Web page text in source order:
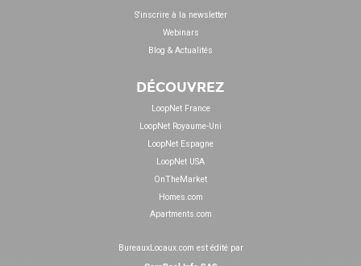
S'inscrire à la newsletter
Webinars
Blog & Actualités
DÉCOUVREZ
LoopNet France
LoopNet Royaume-Uni
LoopNet Espagne
LoopNet USA
OnTheMarket
Homes.com
Apartments.com
BureauxLocaux.com est édité par